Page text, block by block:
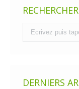
DERNIERS